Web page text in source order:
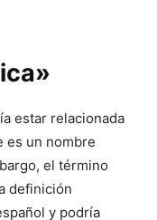
estar relacionada
es un nombre
el término
definición
y podría